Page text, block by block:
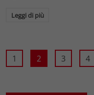
Leggi di più
1 2 3 4